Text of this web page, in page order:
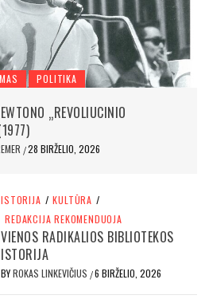
POLITIKA
„REVOLIUCINIO
/28 BIRŽELIO, 2026
ISTORIJA / KULTŪRA /
REDAKCIJA REKOMENDUOJA
VIENOS RADIKALIOS BIBLIOTEKOS
ISTORIJA
BYROKAS LINKEVIČIUS /6 BIRŽELIO, 2026